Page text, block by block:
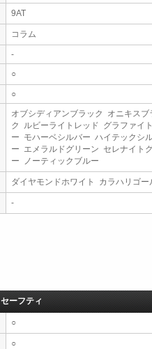
9AT
コラム
-
○
○
オブシディアンブラック オニキスブ
ク ルビーライトレッド グラファイ
ー モハーベシルバー ハイテックシ
ー エメラルドグリーン セレナイト
ー ノーティックブルー
ダイヤモンドホワイト カラハリゴ
-
セーフティ
○
○